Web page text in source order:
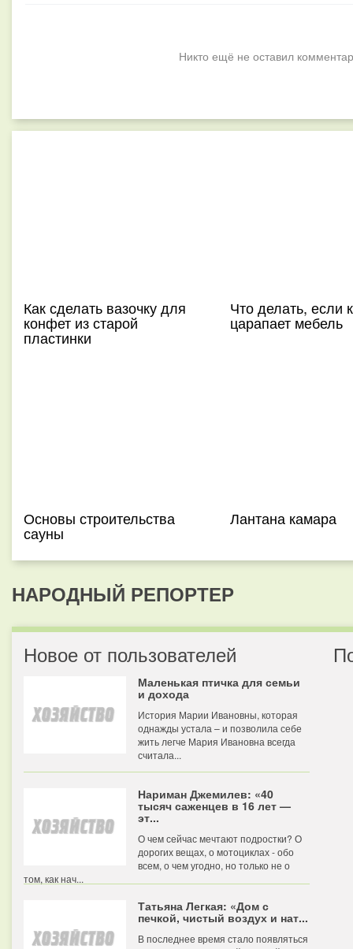
Никто ещё не оставил
Как сделать вазочку для
конфет из старой
пластинки
Что делать, если
царапает мебель
Основы строительства
сауны
Лантана камара
НАРОДНЫЙ РЕПОРТЕР
Новое от пользователей
Маленькая птичка для семьи
и дохода
История Марии Ивановны, которая
однажды устала – и позволила себе
жить легче Мария Ивановна всегда
считала...
Нариман Джемилев: «40
тысяч саженцев в 16 лет —
эт...
О чем сейчас мечтают подростки? О
дорогих вещах, о мотоциклах - обо
всем, о чем угодно, но только не о
том, как нач...
Татьяна Легкая: «Дом с
печкой, чистый воздух и нат...
В последнее время стало появляться